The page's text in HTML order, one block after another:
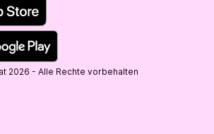
2026 - Alle Rechte vorbehalten